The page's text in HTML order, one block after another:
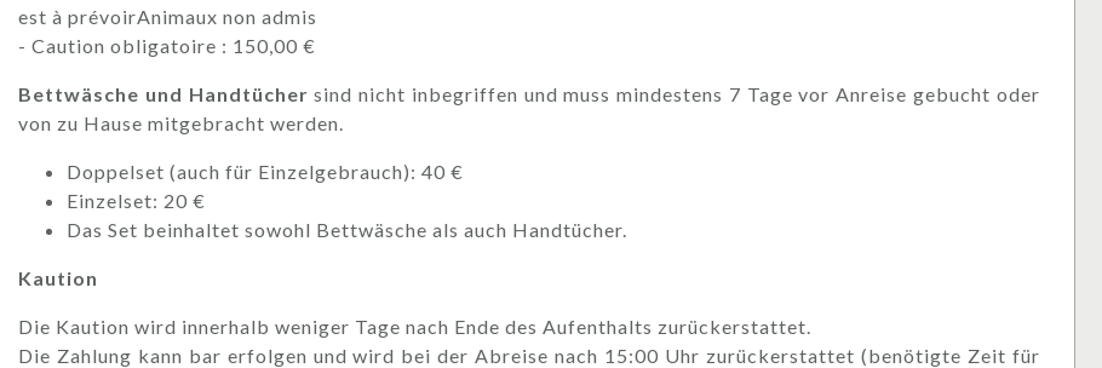
est à prévoirAnimaux non admis
- Caution obligatoire : 150,00 €
Bettwäsche und Handtüchersind nicht inbegriffen und muss mindestens 7 Tage vor Anreise gebucht oder
von zu Hause mitgebracht werden.
Doppelset (auch für Einzelgebrauch): 40 €
Einzelset: 20 €
Das Set beinhaltet sowohl Bettwäsche als auch Handtücher.
Kaution
Die Kaution wird innerhalb weniger Tage nach Ende des Aufenthalts zurückerstattet.
Die Zahlung kann bar erfolgen und wird bei der Abreise nach 15:00 Uhr zurückerstattet (benötigte Zeit für